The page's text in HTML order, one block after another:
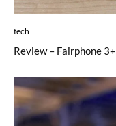
tech
Review – Fairphone 3+